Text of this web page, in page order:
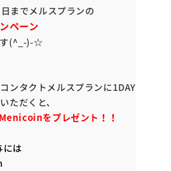
までメルスプランの
ペーン
す(^_-)-☆
ンタクトメルスプランに1DAY
ただくと、
をプレゼント！！
は